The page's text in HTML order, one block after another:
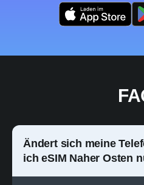
Ändert sich meine
ich eSIM Naher Osten